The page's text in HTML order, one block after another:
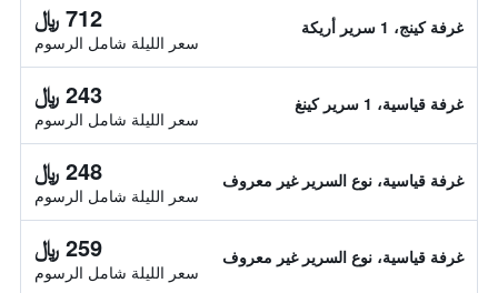
غرفة كينج، 1 سرير أريكة 712 ﷼
سعر الليلة شامل الرسوم
غرفة قياسية، 1 سرير كينغ 243 ﷼
سعر الليلة شامل الرسوم
غرفة قياسية، نوع السرير غير معروف 248 ﷼
سعر الليلة شامل الرسوم
غرفة قياسية، نوع السرير غير معروف 259 ﷼
سعر الليلة شامل الرسوم